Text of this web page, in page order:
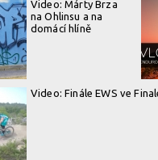
Video: Márty Brza
na Ohlinsu a na
domácí hlíně
Video: Finále EWS ve